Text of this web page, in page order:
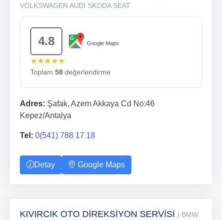
VOLKSWAGEN AUDI SKODA SEAT
4.8 Google Maps
★★★★★
Toplam 58 değerlendirme
Adres: Şafak, Azem Akkaya Cd No:46
Kepez/Antalya
Tel: 0(541) 788 17 18
Detay Google Maps
KIVIRCIK OTO DİREKSİYON SERVİSİ | BMW